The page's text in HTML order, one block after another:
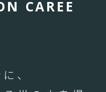
N CAREE
、